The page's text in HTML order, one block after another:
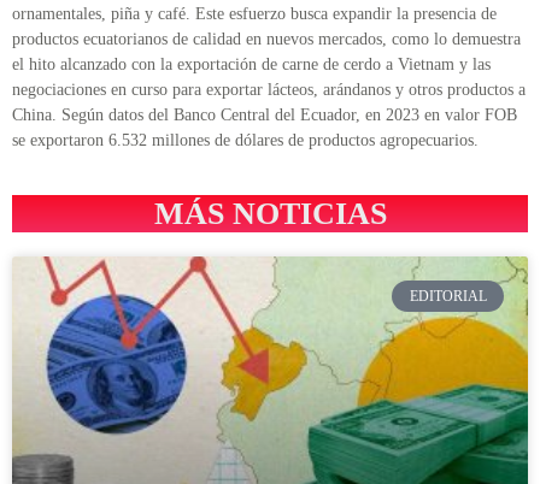
ornamentales, piña y café. Este esfuerzo busca expandir la presencia de
productos ecuatorianos de calidad en nuevos mercados, como lo demuestra
el hito alcanzado con la exportación de carne de cerdo a Vietnam y las
negociaciones en curso para exportar lácteos, arándanos y otros productos a
China. Según datos del Banco Central del Ecuador, en 2023 en valor FOB
se exportaron 6.532 millones de dólares de productos agropecuarios.
MÁS NOTICIAS
EDITORIAL